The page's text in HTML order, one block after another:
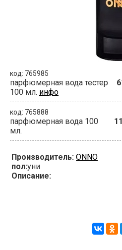
код: 765985
парфюмерная вода тестер
100 мл. инфо
код: 765888
парфюмерная вода 100
мл.
Производитель: ONNO
пол:уни
Описание: